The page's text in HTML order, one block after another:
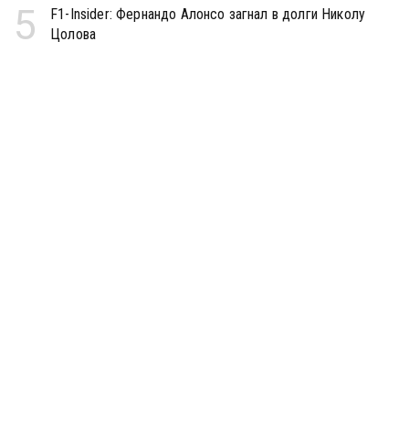
5
F1-Insider: Фернандо Алонсо загнал в долги Николу
Цолова